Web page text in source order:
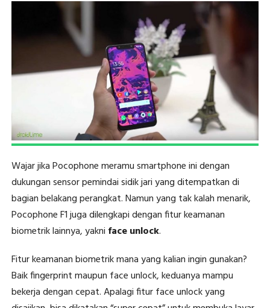
Wajar jika Pocophone meramu smartphone ini dengan
dukungan sensor pemindai sidik jari yang ditempatkan di
bagian belakang perangkat. Namun yang tak kalah menarik,
Pocophone F1 juga dilengkapi dengan fitur keamanan
biometrik lainnya, yakni face unlock.
Fitur keamanan biometrik mana yang kalian ingin gunakan?
Baik fingerprint maupun face unlock, keduanya mampu
bekerja dengan cepat. Apalagi fitur face unlock yang